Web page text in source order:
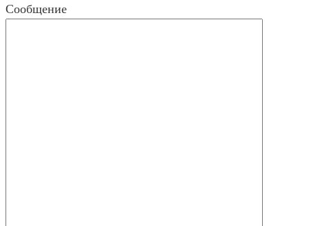
Сообщение